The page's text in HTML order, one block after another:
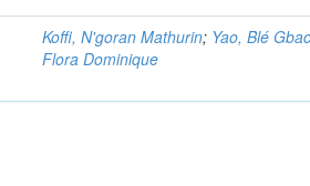
Koffi, N'goran Mathurin; Yao, Blé
Flora Dominique